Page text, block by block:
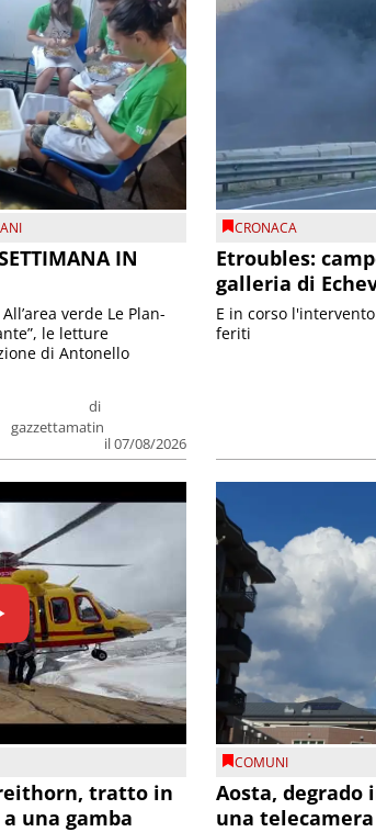
IN
di
gazzettamatin
il 07/08/2026
All’area verde Le Plan-
le letture
di Antonello
CRONACA
Etroubles:
galleria di
E in corso
feriti
tratto in
una gamba
COMUNI
Aosta, degrado
una